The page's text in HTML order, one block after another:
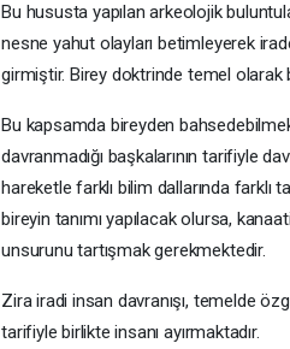
Bu hususta yapılan arkeolojik
nesne yahut olayları betimleyerek
girmiştir. Birey doktrinde temel olarak
Bu kapsamda bireyden
davranmadığı başkalarının tarifiyle
hareketle farklı bilim dallarında farklı
bireyin tanımı yapılacak olursa,
unsurunu tartışmak gerekmektedir.
Zira iradi insan davranışı, temelde
tarifiyle birlikte insanı ayırmaktadır.